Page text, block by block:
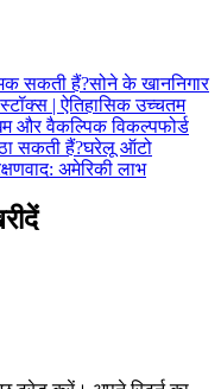
सकती हैं?सोने के खाननिगार
| ऐतिहासिक उच्चतम
और वैकल्पिक विकल्पफोर्ड
सकती हैं?घरेलू ऑटो
अमेरिकी लाभ